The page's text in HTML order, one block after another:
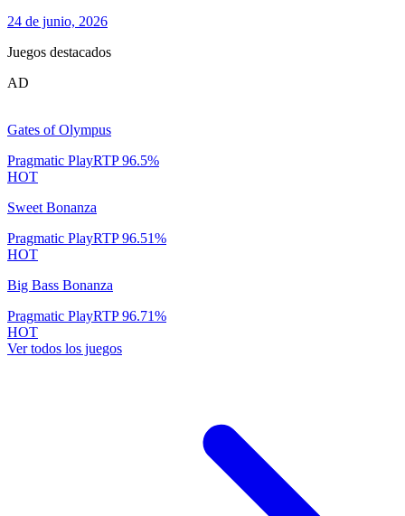
24 de junio, 2026
Juegos destacados
AD
Gates of Olympus
Pragmatic PlayRTP96.5%
HOT
Sweet Bonanza
Pragmatic PlayRTP96.51%
HOT
Big Bass Bonanza
Pragmatic PlayRTP96.71%
HOT
Ver todos los juegos